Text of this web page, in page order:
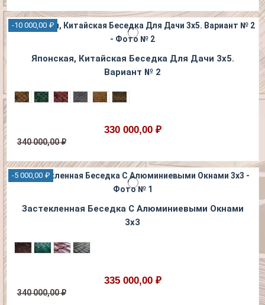
-10 000,00 ₽
Японская, Китайская Беседка Для Дачи 3х5.
Вариант № 2
330 000,00 ₽
340 000,00 ₽
-5 000,00 ₽
Застекленная Беседка С Алюминиевыми Окнами
3х3
335 000,00 ₽
340 000,00 ₽